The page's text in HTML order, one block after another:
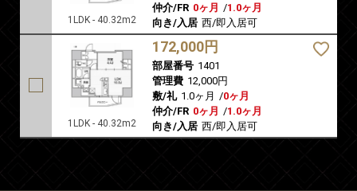
1LDK - 40.32m2
仲介/FR 0ヶ月 /1.0ヶ月
向き/入居 西/即入居可
1LDK - 40.32m2
172,000円
部屋番号 1401
管理費 12,000円
敷/礼 1.0ヶ月 /0ヶ月
仲介/FR 0ヶ月 /1.0ヶ月
向き/入居 西/即入居可